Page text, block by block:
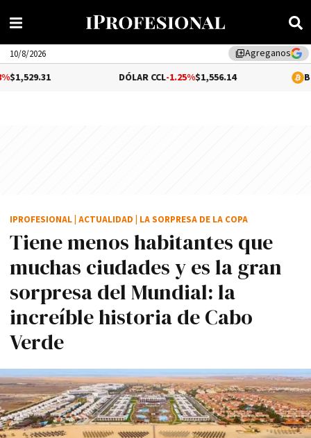
library_addAgreganos
10/8/2026
-1.25%$1,556.14 0.28%
Tiene menos habitantes que
muchas ciudades y es la gran
sorpresa del Mundial: la
increíble historia de Cabo
Verde
IPROFESIONAL ACTUALIDAD LA SORPRESA DE LA COPA